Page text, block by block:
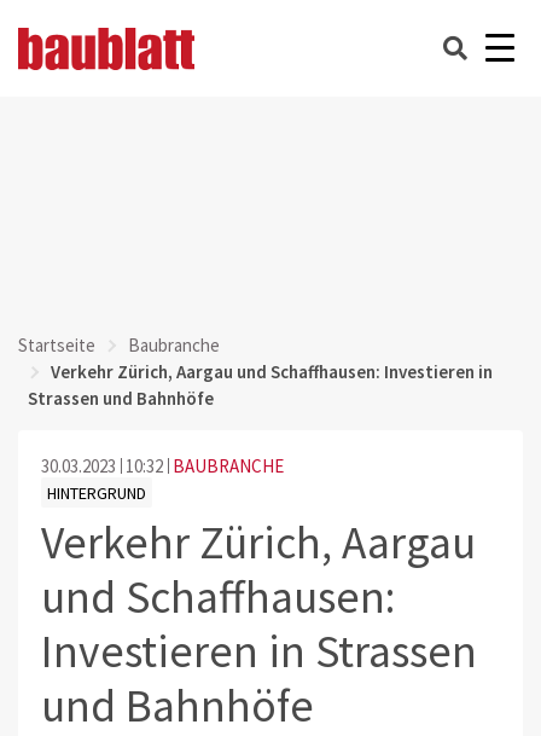
Startseite
Baubranche
Verkehr Zürich, Aargau und Schaffhausen: Investieren in
Strassen und Bahnhöfe
30.03.2023 10:32 BAUBRANCHE
HINTERGRUND
Verkehr Zürich, Aargau
und Schaffhausen:
Investieren in Strassen
und Bahnhöfe